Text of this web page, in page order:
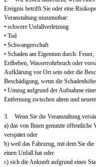
Ereignis betrifft Sie oder eine
Veranstaltung unzumutbar:
• schwere Unfallverletzung
• Tod
• Schwangerschaft
• Schaden am Eigentum durch:
Erdbeben, Wasserrohrbruch oder
Aufklärung vor Ort sein oder die
Beschädigung, wenn die
• Umzug aufgrund der Aufnahme
Entfernung zwischen altem und
3. Wenn Sie die Veranstaltung
a) das von Ihnen genutzte öffentliche
verspätet oder
b) weil das Fahrzeug, mit dem Sie
einen Unfall hat oder
c) sich die Ankunft aufgrund eines